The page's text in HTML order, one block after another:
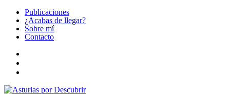
Publicaciones
¿Acabas de llegar?
Sobre mí
Contacto